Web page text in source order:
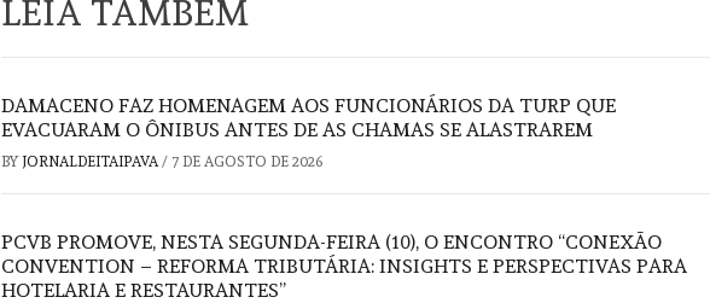
LEIA TAMBÉM
DAMACENO FAZ HOMENAGEM AOS FUNCIONÁRIOS DA TURP QUE
EVACUARAM O ÔNIBUS ANTES DE AS CHAMAS SE ALASTRAREM
BY JORNALDEITAIPAVA / 7 DE AGOSTO DE 2026
PCVB PROMOVE, NESTA SEGUNDA-FEIRA (10), O ENCONTRO “CONEXÃO
CONVENTION – REFORMA TRIBUTÁRIA: INSIGHTS E PERSPECTIVAS PARA
HOTELARIA E RESTAURANTES”